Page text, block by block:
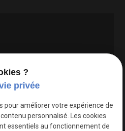
est désactivé.
?
privée
pour améliorer votre expérience de
personnalisé. Les cookies
essentiels au fonctionnement de